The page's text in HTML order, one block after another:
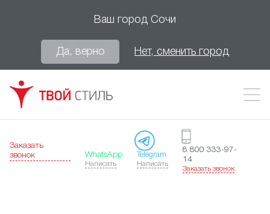
Ваш город Сочи
Да, верно Нет, сменить город
Заказать
звонок
WhatsApp
Написать
Telegram
Написать
8 800 333-97-
14
Заказать звонок